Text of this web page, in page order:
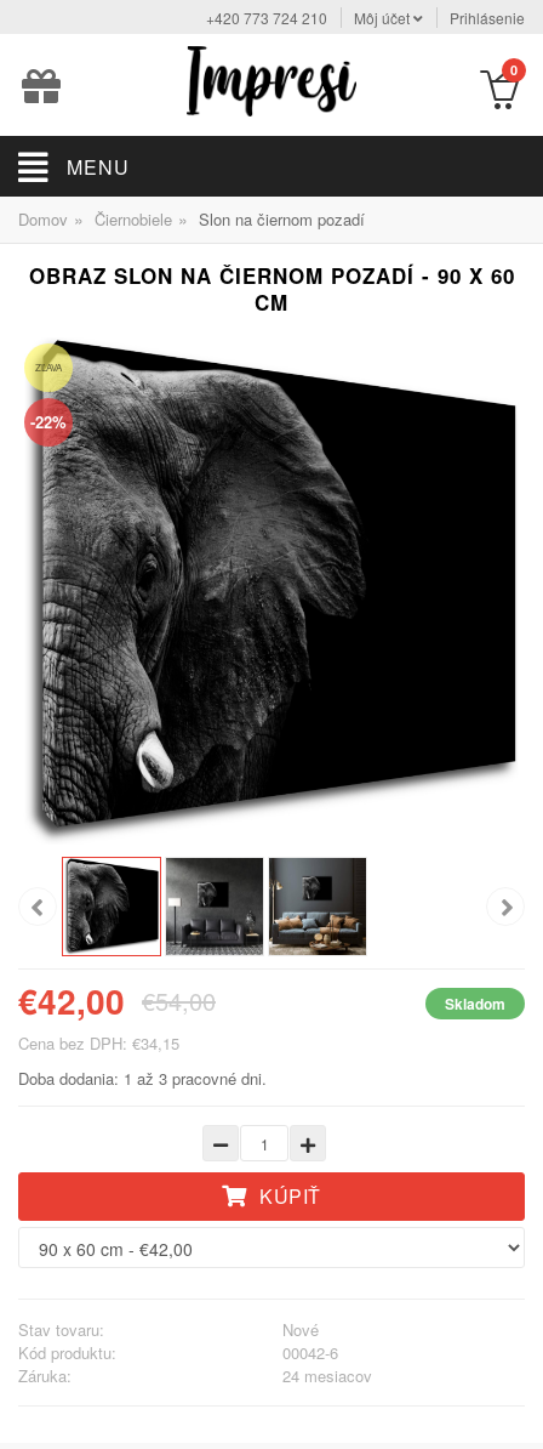
+420 773 724 210 Môj účet Prihlásenie
0
MENU
Domov » Čiernobiele » Slon na čiernom pozadí
OBRAZ SLON NA ČIERNOM POZADÍ - 90 X 60
CM
ZĽAVA
-22%
€42,00 €54,00 Skladom
Cena bez DPH: €34,15
Doba dodania: 1 až 3 pracovné dni.
KÚPIŤ
Stav tovaru:
Nové
Kód produktu:
00042-6
Záruka:
24 mesiacov